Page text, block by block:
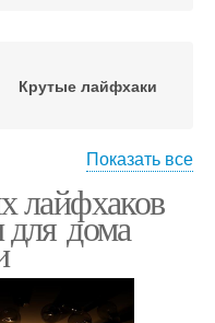
Крутые лайфхаки
Лайфхаки про
конверсию
Показать все
лайфхаков
дома